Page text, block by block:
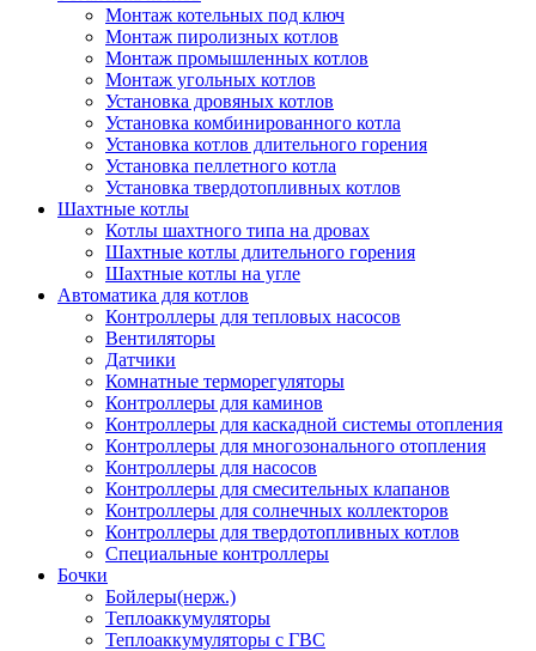
Монтаж котельных под ключ
Монтаж пиролизных котлов
Монтаж промышленных котлов
Монтаж угольных котлов
Установка дровяных котлов
Установка комбинированного котла
Установка котлов длительного горения
Установка пеллетного котла
Установка твердотопливных котлов
Шахтные котлы
Котлы шахтного типа на дровах
Шахтные котлы длительного горения
Шахтные котлы на угле
Автоматика для котлов
Контроллеры для тепловых насосов
Вентиляторы
Датчики
Комнатные терморегуляторы
Контроллеры для каминов
Контроллеры для каскадной системы отопления
Контроллеры для многозонального отопления
Контроллеры для насосов
Контроллеры для смесительных клапанов
Контроллеры для солнечных коллекторов
Контроллеры для твердотопливных котлов
Специальные контроллеры
Бочки
Бойлеры(нерж.)
Теплоаккумуляторы
Теплоаккумуляторы с ГВС